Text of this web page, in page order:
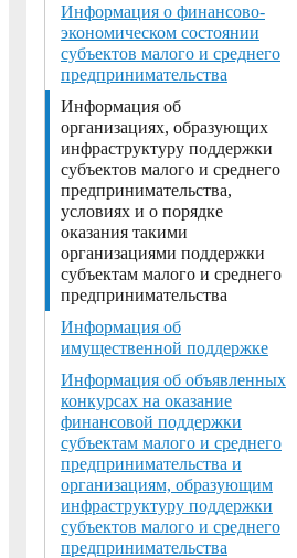
Информация о финансово-
экономическом состоянии
субъектов малого и среднего
предпринимательства
Информация об
организациях, образующих
инфраструктуру поддержки
субъектов малого и среднего
предпринимательства,
условиях и о порядке
оказания такими
организациями поддержки
субъектам малого и среднего
предпринимательства
Информация об
имущественной поддержке
Информация об объявленных
конкурсах на оказание
финансовой поддержки
субъектам малого и среднего
предпринимательства и
организациям, образующим
инфраструктуру поддержки
субъектов малого и среднего
предпринимательства